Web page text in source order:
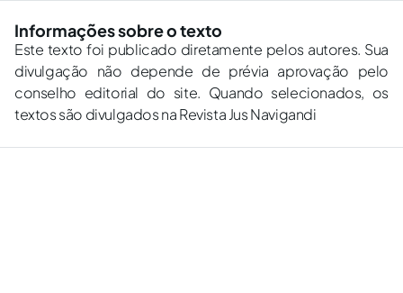
Informações sobre o texto
Este texto foi publicado diretamente pelos autores. Sua
divulgação não depende de prévia aprovação pelo
conselho editorial do site. Quando selecionados, os
textos são divulgados na Revista Jus Navigandi